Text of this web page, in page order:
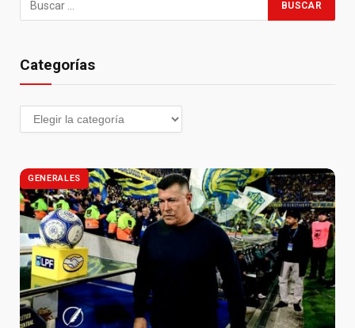
Categorías
GENERALES